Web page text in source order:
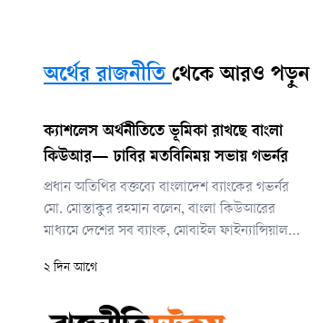
অর্থের রাজনীতি থেকে আরও পড়ুন
ক্যাশলেস অর্থনীতিতে ভূমিকা রাখছে বাংলা
কিউআর— ঢাবির মতবিনিময় সভায় গভর্নর
প্রধান অতিথির বক্তব্যে বাংলাদেশ ব্যাংকের গভর্নর
মো. মোস্তাকুর রহমান বলেন, বাংলা কিউআরের
মাধ্যমে দেশের সব ব্যাংক, মোবাইল ফাইন্যান্সিয়াল
প্রতিষ্ঠানের মধ্যে একটিমাত্র কিউআর কোড ব্যবহার
ডিজিটাল লেনদেন করা সম্ভব। বাংলা কিউআর
২ দিন আগে